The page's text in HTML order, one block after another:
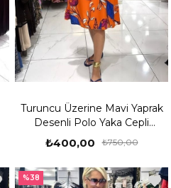
Turuncu Üzerine Mavi Yaprak
Desenli Polo Yaka Cepli
Elbise
₺400,00 ₺750,00
%38